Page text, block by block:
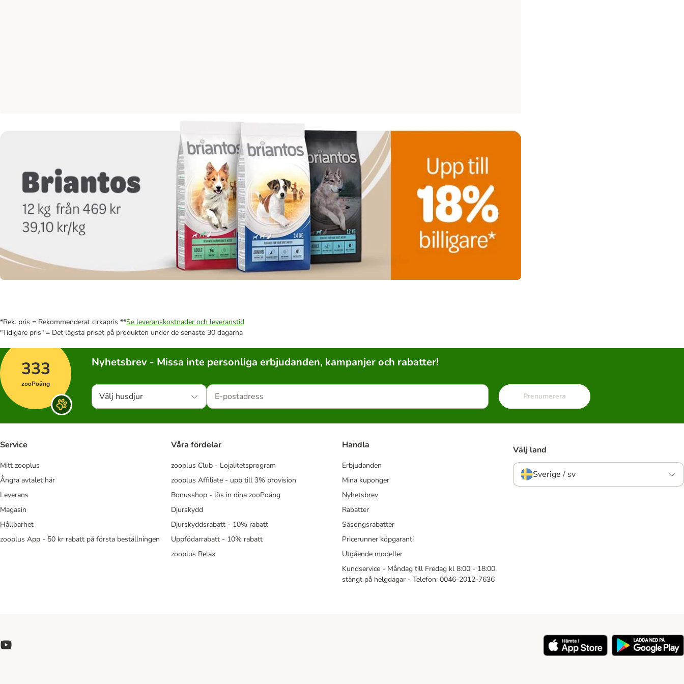
*Rek. pris = Rekommenderat cirkapris **Se leveranskostnader och leveranstid
"Tidigare pris" = Det lägsta priset på produkten under de senaste 30 dagarna
333
zooPoäng
Nyhetsbrev - Missa inte personliga erbjudanden, kampanjer och rabatter!
Välj husdjur Prenumerera
Service
Mitt zooplus
Ångra avtalet här
Leverans
Magasin
Hållbarhet
zooplus App - 50 kr rabatt på första beställningen
Våra fördelar
zooplus Club - Lojalitetsprogram
zooplus Affiliate - upp till 3% provision
Bonusshop - lös in dina zooPoäng
Djurskydd
Djurskyddsrabatt - 10% rabatt
Uppfödarrabatt - 10% rabatt
zooplus Relax
Handla
Erbjudanden
Mina kuponger
Nyhetsbrev
Rabatter
Säsongsrabatter
Pricerunner köpgaranti
Utgående modeller
Kundservice - Måndag till Fredag kl 8:00 - 18:00,
stängt på helgdagar - Telefon: 0046-2012-7636
Välj land
Sverige / sv